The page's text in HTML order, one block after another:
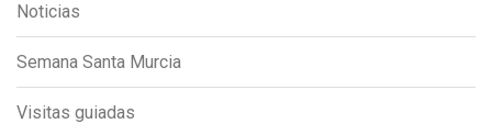
Noticias
Semana Santa Murcia
Visitas guiadas